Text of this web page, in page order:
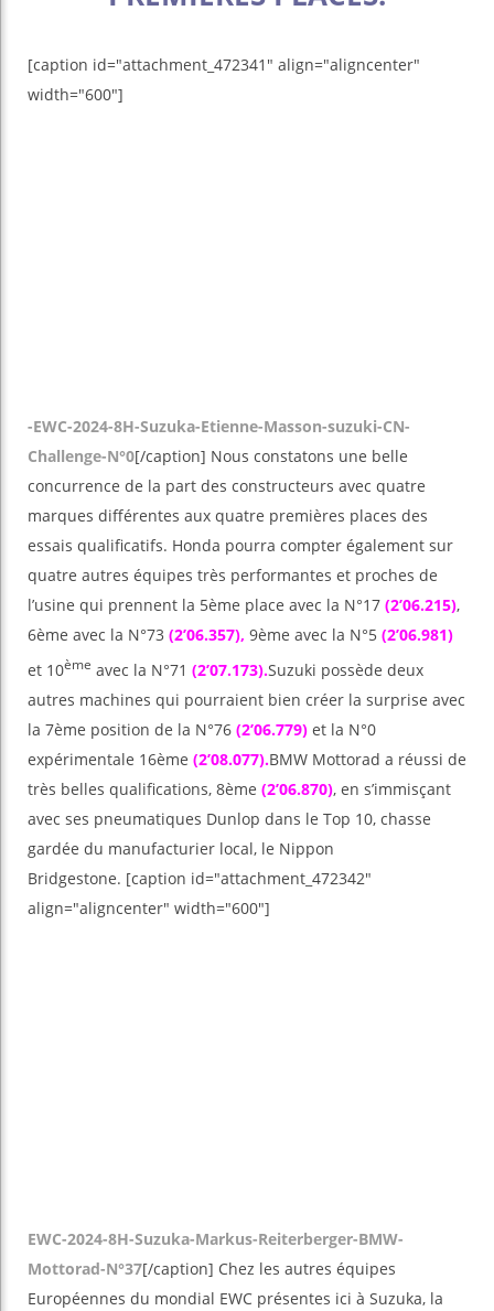
[caption id="attachment_472341" align="aligncenter"
width="600"]
-EWC-2024-8H-Suzuka-Etienne-Masson-suzuki-CN-
Challenge-N°0[/caption] Nous constatons une belle
concurrence de la part des constructeurs avec quatre
marques différentes aux quatre premières places des
essais qualificatifs. Honda pourra compter également sur
quatre autres équipes très performantes et proches de
l’usine qui prennent la 5ème place avec la N°17 (2’06.215),
6ème avec la N°73 (2’06.357), 9ème avec la N°5 (2’06.981)
et 10ème avec la N°71 (2’07.173).Suzuki possède deux
autres machines qui pourraient bien créer la surprise avec
la 7ème position de la N°76 (2’06.779) et la N°0
expérimentale 16ème (2’08.077).BMW Mottorad a réussi de
très belles qualifications, 8ème (2’06.870), en s’immisçant
avec ses pneumatiques Dunlop dans le Top 10, chasse
gardée du manufacturier local, le Nippon
Bridgestone. [caption id="attachment_472342"
align="aligncenter" width="600"]
EWC-2024-8H-Suzuka-Markus-Reiterberger-BMW-
Mottorad-N°37[/caption] Chez les autres équipes
Européennes du mondial EWC présentes ici à Suzuka, la